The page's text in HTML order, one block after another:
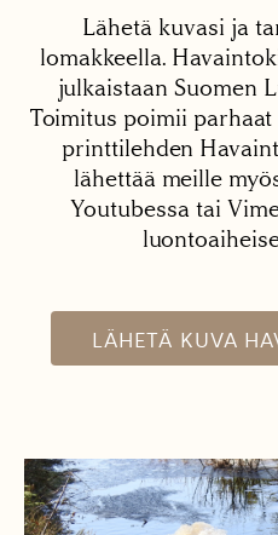
Lähetä kuvasi ja
lomakkeella.
julkaistaan Suomen
Toimitus poimii
printtilehden
lähettää meille
Youtubessa tai
LÄHETÄ KUVA